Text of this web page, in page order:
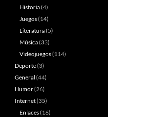
Historia(4)
Juegos(14)
Literatura(5)
Música(33)
Videojuegos(114)
Deporte(3)
General (44)
Humor(26)
Internet(35)
Enlaces(16)